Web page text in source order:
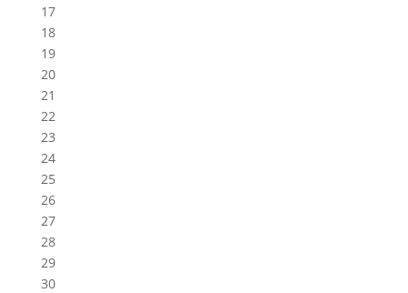
17
18
19
20
21
22
23
24
25
26
27
28
29
30